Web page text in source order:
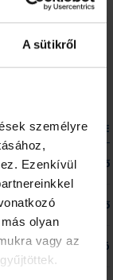
A sütikről
személyre
Ezenkívül
olyan
vagy az
- -
-
KIZÁR MINŐSÍTÉSE
- Vezetőedző
- Kapusedző
- Gyúró